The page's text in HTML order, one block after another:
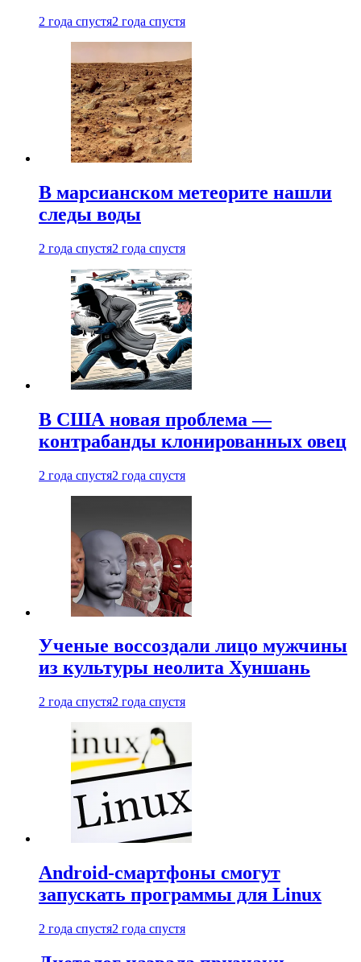
2 года спустя2 года спустя
В марсианском метеорите нашли
следы воды
2 года спустя2 года спустя
В США новая проблема —
контрабанды клонированных овец
2 года спустя2 года спустя
Ученые воссоздали лицо мужчины
из культуры неолита Хуншань
2 года спустя2 года спустя
Android-смартфоны смогут
запускать программы для Linux
2 года спустя2 года спустя